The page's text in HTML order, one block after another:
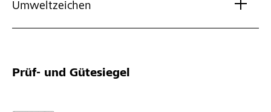
Umweltzeichen
Prüf- und Gütesiegel